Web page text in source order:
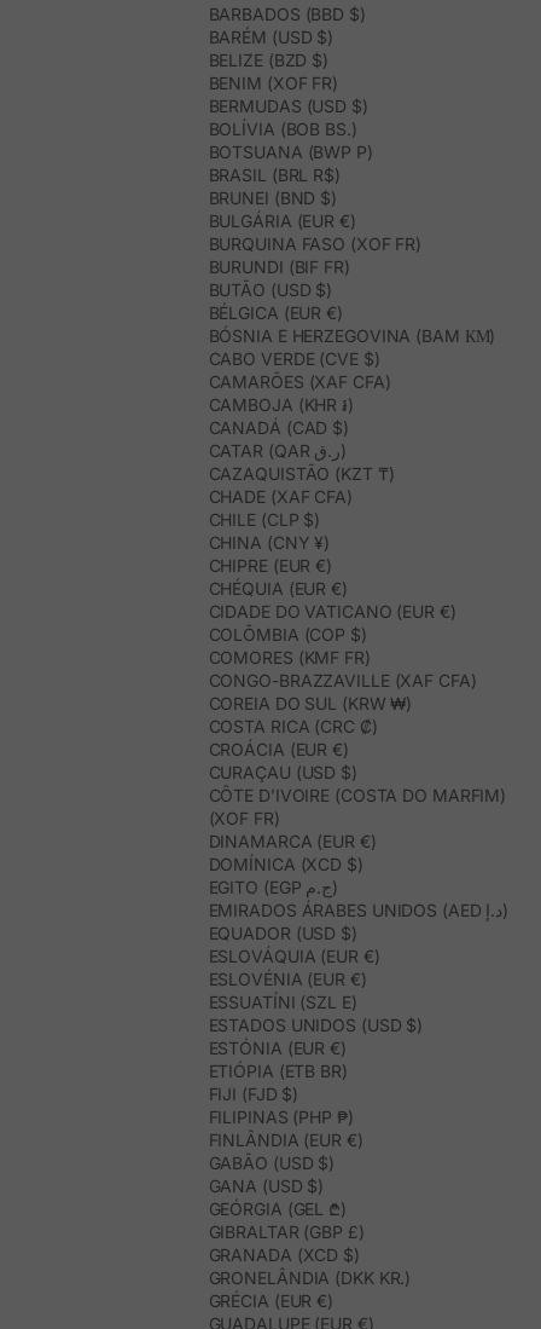
BARBADOS (BBD $)
BARÉM (USD $)
BELIZE (BZD $)
BENIM (XOF FR)
BERMUDAS (USD $)
BOLÍVIA (BOB BS.)
BOTSUANA (BWP P)
BRASIL (BRL R$)
BRUNEI (BND $)
BULGÁRIA (EUR €)
BURQUINA FASO (XOF FR)
BURUNDI (BIF FR)
BUTÃO (USD $)
BÉLGICA (EUR €)
BÓSNIA E HERZEGOVINA (BAM КМ)
CABO VERDE (CVE $)
CAMARÕES (XAF CFA)
CAMBOJA (KHR ៛)
CANADÁ (CAD $)
CATAR (QAR ر.ق)
CAZAQUISTÃO (KZT ₸)
CHADE (XAF CFA)
CHILE (CLP $)
CHINA (CNY ¥)
CHIPRE (EUR €)
CHÉQUIA (EUR €)
CIDADE DO VATICANO (EUR €)
COLÔMBIA (COP $)
COMORES (KMF FR)
CONGO-BRAZZAVILLE (XAF CFA)
COREIA DO SUL (KRW ₩)
COSTA RICA (CRC ₡)
CROÁCIA (EUR €)
CURAÇAU (USD $)
CÔTE D’IVOIRE (COSTA DO MARFIM)
(XOF FR)
DINAMARCA (EUR €)
DOMÍNICA (XCD $)
EGITO (EGP ج.م)
EMIRADOS ÁRABES UNIDOS (AED د.إ)
EQUADOR (USD $)
ESLOVÁQUIA (EUR €)
ESLOVÉNIA (EUR €)
ESSUATÍNI (SZL E)
ESTADOS UNIDOS (USD $)
ESTÓNIA (EUR €)
ETIÓPIA (ETB BR)
FIJI (FJD $)
FILIPINAS (PHP ₱)
FINLÂNDIA (EUR €)
GABÃO (USD $)
GANA (USD $)
GEÓRGIA (GEL ₾)
GIBRALTAR (GBP £)
GRANADA (XCD $)
GRONELÂNDIA (DKK KR.)
GRÉCIA (EUR €)
GUADALUPE (EUR €)